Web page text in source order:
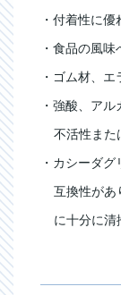
・付着性に
・食品の風
・ゴム材、
・強酸、ア
不活性また
・カシーダ
互換性があ
に十分に清